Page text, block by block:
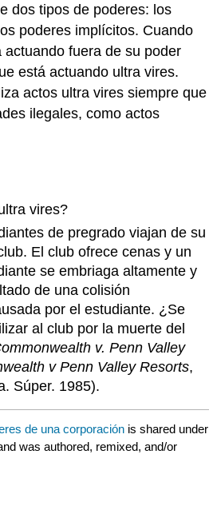
dos tipos de poderes: los
poderes implícitos. Cuando
actuando fuera de su poder
está actuando ultra vires.
actos ultra vires siempre que
ilegales, como actos
vires?
de pregrado viajan de su
El club ofrece cenas y un
se embriaga altamente y
de una colisión
por el estudiante. ¿Se
al club por la muerte del
v. Penn Valley
v Penn Valley Resorts,
Súper. 1985).
de una corporación is shared under
was authored, remixed, and/or